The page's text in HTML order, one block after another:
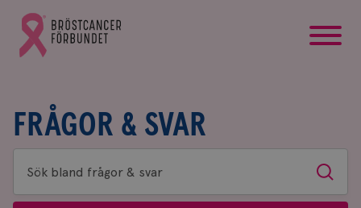
Gå
till
Bröstcancerförbundets
FRÅGOR & SVAR
Sök
bland
Sök